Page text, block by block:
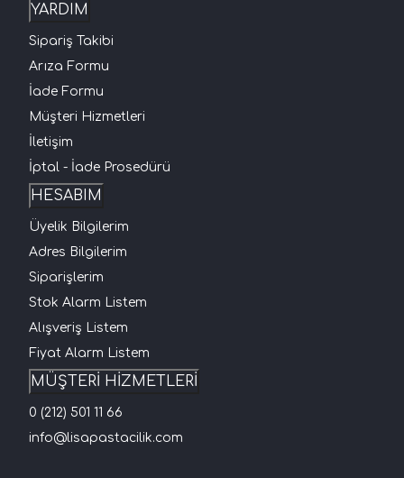
YARDIM
Sipariş Takibi
Arıza Formu
İade Formu
Müşteri Hizmetleri
İletişim
İptal - İade Prosedürü
HESABIM
Üyelik Bilgilerim
Adres Bilgilerim
Siparişlerim
Stok Alarm Listem
Alışveriş Listem
Fiyat Alarm Listem
MÜŞTERİ HİZMETLERİ
0 (212) 501 11 66
info@lisapastacilik.com